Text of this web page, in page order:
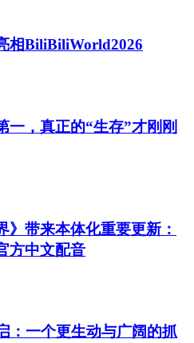
相BiliBiliWorld2026
一，真正的“生存”才刚刚
》带来本体化重要更新：
方中文配音
：一个更生动与广阔的抓